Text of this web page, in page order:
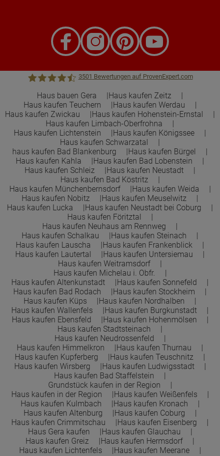
Town &Country Haus Lizenzgeber GmbH
3501 Bewertungen auf ProvenExpert.com
Haus bauen Gera
Haus kaufen Zeitz
Haus kaufen Teuchern
Haus kaufen Werdau
Haus kaufen Zwickau
Haus kaufen Hohenstein-Ernstal
Haus kaufen Limbach-Oberfrohna
Haus kaufen Lichtenstein
Haus kaufen Königssee
Haus kaufen Schwarzatal
haus kaufen Bad Blankenburg
Haus kaufen Bürgel
Haus kaufen Kahla
Haus kaufen Bad Lobenstein
Haus kaufen Schleiz
Haus kaufen Neustadt
Haus kaufen Bad Köstritz
Haus kaufen Münchenbernsdorf
Haus kaufen Weida
Haus kaufen Nobitz
Haus kaufen Meuselwitz
Haus kaufen Lucka
Haus kaufen Neustadt bei Coburg
Haus kaufen Föritztal
Haus kaufen Neuhaus am Rennweg
Haus kaufen Schalkau
Haus kaufen Steinach
Haus kaufen Lauscha
Haus kaufen Frankenblick
Haus kaufen Lautertal
Haus kaufen Untersiemau
Haus kaufen Weitramsdorf
Haus kaufen Michelau i. Obfr.
Haus kaufen Altenkunstadt
Haus kaufen Sonnefeld
Haus kaufen Bad Rodach
Haus kaufen Stockheim
Haus kaufen Küps
Haus kaufen Nordhalben
Haus kaufen Wallenfels
Haus kaufen Burgkunstadt
Haus kaufen Ebensfeld
Haus kaufen Hohenmölsen
Haus kaufen Stadtsteinach
Haus kaufen Neudrossenfeld
Haus kaufen Himmelkron
Haus kaufen Thurnau
Haus kaufen Kupferberg
Haus kaufen Teuschnitz
Haus kaufen Wirsberg
Haus kaufen Ludwigsstadt
Haus kaufen Bad Staffelstein
Grundstück kaufen in der Region
Haus kaufen in der Region
Haus kaufen Weißenfels
Haus kaufen Kulmbach
Haus kaufen Kronach
Haus kaufen Altenburg
Haus kaufen Coburg
Haus kaufen Crimmitschau
Haus kaufen Eisenberg
Haus Gera kaufen
Haus kaufen Glauchau
Haus kaufen Greiz
Haus kaufen Hermsdorf
Haus kaufen Lichtenfels
Haus kaufen Meerane